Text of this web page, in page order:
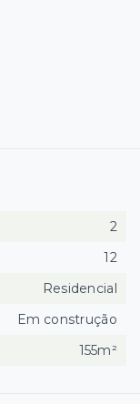
2
12
Residencial
Em construção
155m²